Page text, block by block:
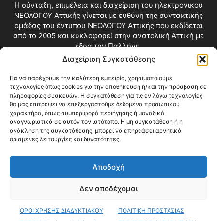
Διαχείριση Συγκατάθεσης
Για να παρέχουμε την καλύτερη εμπειρία, χρησιμοποιούμε
τεχνολογίες όπως cookies για την αποθήκευση ή/και την πρόσβαση σε
πληροφορίες συσκευών. Η συγκατάθεση για τις εν λόγω τεχνολογίες
θα μας επιτρέψει να επεξεργαστούμε δεδομένα προσωπικού
χαρακτήρα, όπως συμπεριφορά περιήγησης ή μοναδικά
αναγνωριστικά σε αυτόν τον ιστότοπο. Η μη συγκατάθεση ή η
ανάκληση της συγκατάθεσης, μπορεί να επηρεάσει αρνητικά
ορισμένες λειτουργίες και δυνατότητες.
Αποδοχή
Δεν αποδέχομαι
ΟΡΟΙ ΧΡΗΣΗΣ ΔΙΑΔΥΚΤΙΑΚΟΥ
ΠΟΛΙΤΙΚΗ ΠΡΟΣΤΑΣΙΑΣ
Η σύνταξη, επιμέλεια και διαχείριση του ηλεκτρονικού
ΝΕΟΛΟΓΟΥ Αττικής γίνεται με ευθύνη της συντακτικής
ομάδας του έντυπου ΝΕΟΛΟΓΟΥ Αττικής που εκδίδεται
από το 2005 και κυκλοφορεί στην ανατολική Αττική με
έδρα την Παλλήνη.
Επικοινωνία:info@neologosattikis.gr
ΑΚΟΛΟΥΘΗΣΕ ΜΑΣ
Videos Όροι Χρήσης
© Copyright 2026 ΝΕΟΛΟΓΟΣ ΑΤΤΙΚΗΣ • All Rights Reserved •